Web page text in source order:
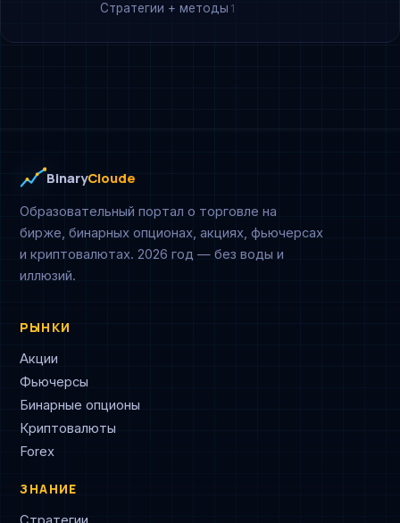
Стратегии + методы 1
BinaryCloude
Образовательный портал о торговле на
бирже, бинарных опционах, акциях, фьючерсах
и криптовалютах. 2026 год — без воды и
иллюзий.
РЫНКИ
Акции
Фьючерсы
Бинарные опционы
Криптовалюты
Forex
ЗНАНИЕ